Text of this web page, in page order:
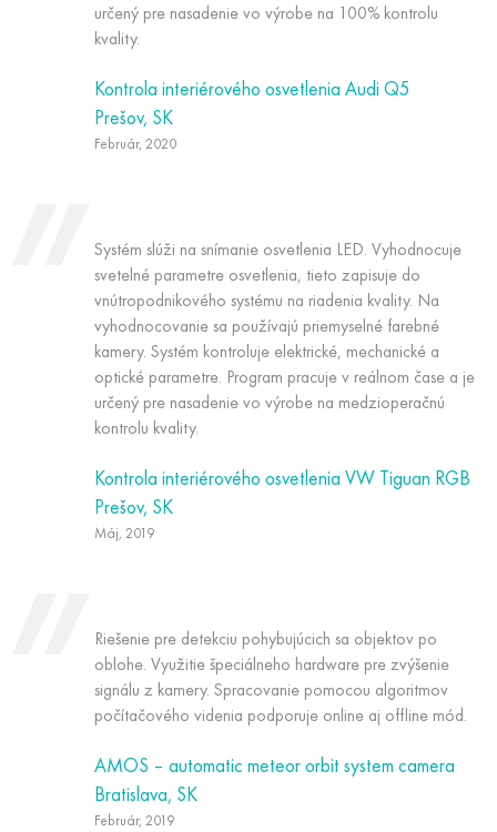
určený pre nasadenie vo výrobe na 100% kontrolu
kvality.
Kontrola interiérového osvetlenia Audi Q5
Prešov, SK
Február, 2020
Systém slúži na snímanie osvetlenia LED. Vyhodnocuje
svetelné parametre osvetlenia, tieto zapisuje do
vnútropodnikového systému na riadenia kvality. Na
vyhodnocovanie sa používajú priemyselné farebné
kamery. Systém kontroluje elektrické, mechanické a
optické parametre. Program pracuje v reálnom čase a je
určený pre nasadenie vo výrobe na medzioperačnú
kontrolu kvality.
Kontrola interiérového osvetlenia VW Tiguan RGB
Prešov, SK
Máj, 2019
Riešenie pre detekciu pohybujúcich sa objektov po
oblohe. Využitie špeciálneho hardware pre zvýšenie
signálu z kamery. Spracovanie pomocou algoritmov
počítačového videnia podporuje online aj offline mód.
AMOS – automatic meteor orbit system camera
Bratislava, SK
Február, 2019